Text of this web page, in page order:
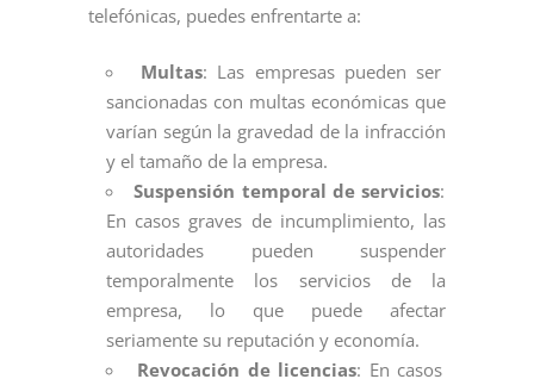
telefónicas, puedes enfrentarte a:
Multas: Las empresas pueden ser
sancionadas con multas económicas que
varían según la gravedad de la infracción
y el tamaño de la empresa.
Suspensión temporal de servicios:
En casos graves de incumplimiento, las
autoridades pueden suspender
temporalmente los servicios de la
empresa, lo que puede afectar
seriamente su reputación y economía.
Revocación de licencias: En casos